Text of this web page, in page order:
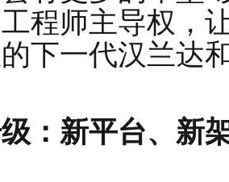
程师主导权，
下一代汉兰达
：新平台、新